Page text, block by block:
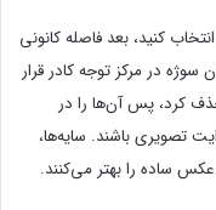
کنید، بعد فاصله کانونی
سوژه در مرکز توجه کادر قرار
کرد، پس آن‌ها را در
تصویری باشند. سایه‌ها،
عکس ساده را بهتر می‌کنند.